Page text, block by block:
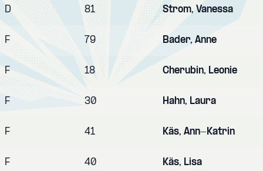
D 81 Strom, Vanessa
F 79 Bader, Anne
F 18 Cherubin, Leonie
F 30 Hahn, Laura
F 41 Käs, Ann-Katrin
F 40 Käs, Lisa